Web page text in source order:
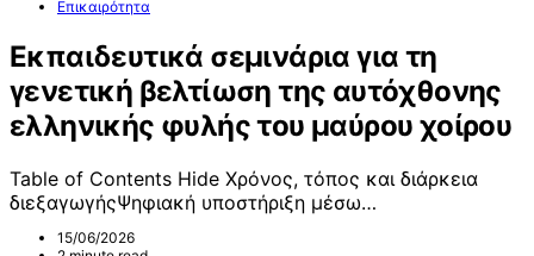
Επικαιρότητα
Εκπαιδευτικά σεμινάρια για τη
γενετική βελτίωση της αυτόχθονης
ελληνικής φυλής του μαύρου χοίρου
Table of Contents Hide Χρόνος, τόπος και διάρκεια
διεξαγωγήςΨηφιακή υποστήριξη μέσω…
15/06/2026